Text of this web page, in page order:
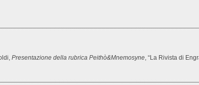
Presentazione della rubrica Peithò&Mnemosyne , “La Rivista di